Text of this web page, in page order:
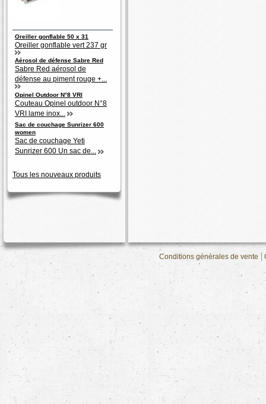
Oreiller gonflable 50 x 31
Oreiller gonflable vert 237 gr
Aérosol de défense Sabre Red
Sabre Red aérosol de
défense au piment rouge +...
Opinel Outdoor N°8 VRI
Couteau Opinel outdoor N°8
VRI lame inox...
Sac de couchage Sunrizer 600
women
Sac de couchage Yeti
Sunrizer 600 Un sac de...
Tous les nouveaux produits
Conditions générales de vente